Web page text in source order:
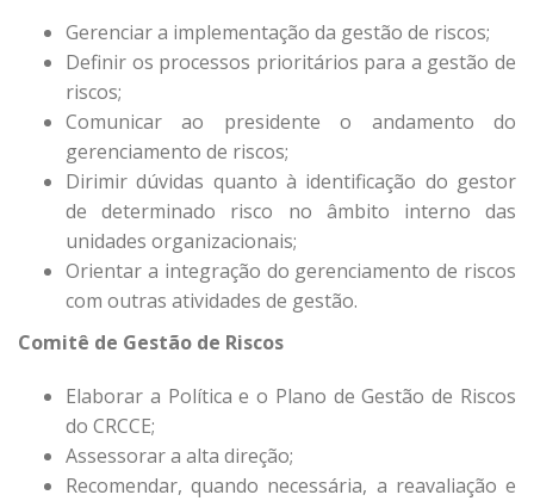
Gerenciar a implementação da gestão de riscos;
Definir os processos prioritários para a gestão de
riscos;
Comunicar ao presidente o andamento do
gerenciamento de riscos;
Dirimir dúvidas quanto à identificação do gestor
de determinado risco no âmbito interno das
unidades organizacionais;
Orientar a integração do gerenciamento de riscos
com outras atividades de gestão.
Comitê de Gestão de Riscos
Elaborar a Política e o Plano de Gestão de Riscos
do CRCCE;
Assessorar a alta direção;
Recomendar, quando necessária, a reavaliação e